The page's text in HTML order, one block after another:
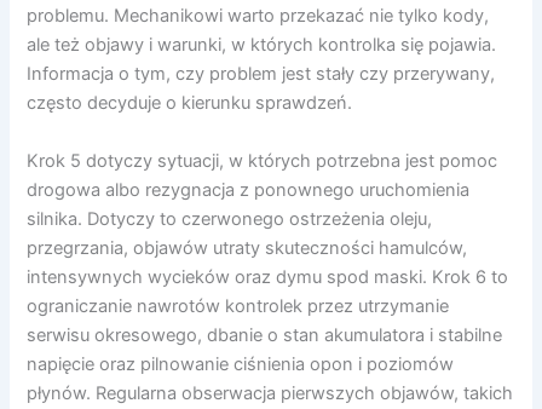
problemu. Mechanikowi warto przekazać nie tylko kody,
ale też objawy i warunki, w których kontrolka się pojawia.
Informacja o tym, czy problem jest stały czy przerywany,
często decyduje o kierunku sprawdzeń.
Krok 5 dotyczy sytuacji, w których potrzebna jest pomoc
drogowa albo rezygnacja z ponownego uruchomienia
silnika. Dotyczy to czerwonego ostrzeżenia oleju,
przegrzania, objawów utraty skuteczności hamulców,
intensywnych wycieków oraz dymu spod maski. Krok 6 to
ograniczanie nawrotów kontrolek przez utrzymanie
serwisu okresowego, dbanie o stan akumulatora i stabilne
napięcie oraz pilnowanie ciśnienia opon i poziomów
płynów. Regularna obserwacja pierwszych objawów, takich